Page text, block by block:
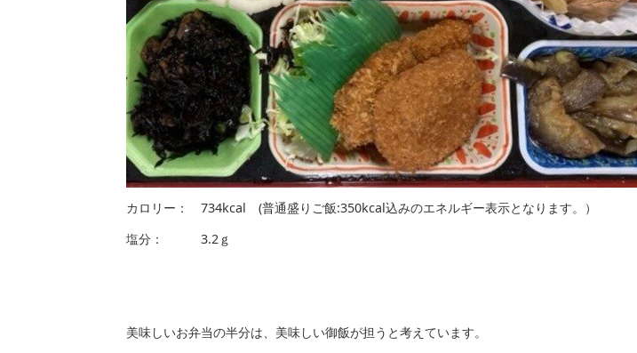
カロリー： 734kcal (普通盛りご飯:350kcal込みのエネルギー表示となります。）
塩分： 3.2ｇ
美味しいお弁当の半分は、美味しい御飯が担うと考えています。